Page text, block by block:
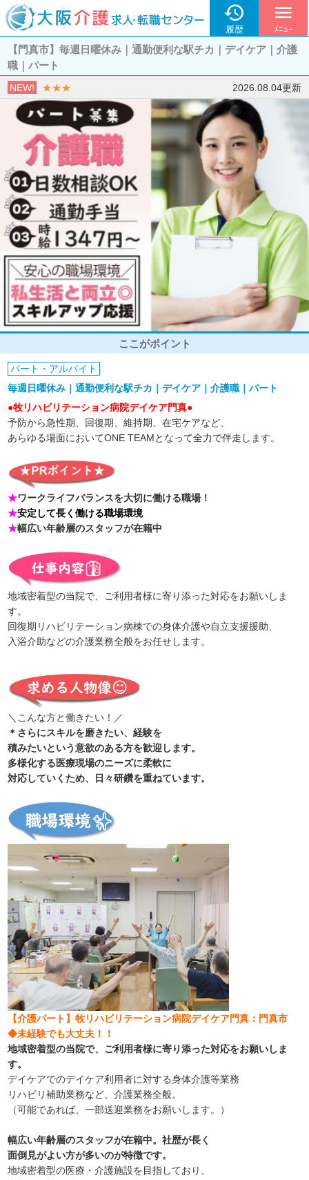

履歴
menu
ﾒﾆｭｰ
【門真市】毎週日曜休み｜通勤便利な駅チカ｜デイケア｜介護
職｜パート
NEW! ★★★ 2026.08.04更新
ここがポイント
パート・アルバイト
毎週日曜休み｜通勤便利な駅チカ｜デイケア｜介護職｜パート
●牧リハビリテーション病院デイケア門真●
予防から急性期、回復期、維持期、在宅ケアなど、
あらゆる場面においてONE TEAMとなって全力で伴走します。
★ワークライフバランスを大切に働ける職場！
★安定して長く働ける職場環境
★幅広い年齢層のスタッフが在籍中
地域密着型の当院で、ご利用者様に寄り添った対応をお願いしま
す。
回復期リハビリテーション病棟での身体介護や自立支援援助、
入浴介助などの介護業務全般をお任せします。
＼こんな方と働きたい！／
＊さらにスキルを磨きたい、経験を
積みたいという意欲のある方を歓迎します。
多様化する医療現場のニーズに柔軟に
対応していくため、日々研鑽を重ねています。
【介護パート】牧リハビリテーション病院デイケア門真：門真市
◆未経験でも大丈夫！！
地域密着型の当院で、ご利用者様に寄り添った対応をお願いしま
す。
デイケアでのデイケア利用者に対する身体介護等業務
リハビリ補助業務など、介護業務全般。
（可能であれば、一部送迎業務をお願いします。）
幅広い年齢層のスタッフが在籍中。社歴が長く
面倒見がよい方が多いのが特徴です。
地域密着型の医療・介護施設を目指しており、